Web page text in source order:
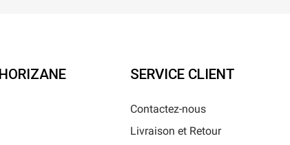
SERVICE CLIENT
Contactez-nous
Livraison et Retour